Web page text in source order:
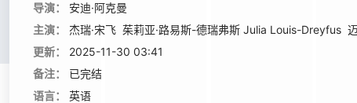
导演：
安迪·阿克曼
主演：
杰瑞·宋飞 茱莉亚·路易斯-德瑞弗斯 Julia Louis-Dreyfus
更新：
2025-11-30 03:41
备注：
已完结
语言：
英语